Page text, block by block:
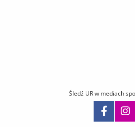
Śledź UR w mediach